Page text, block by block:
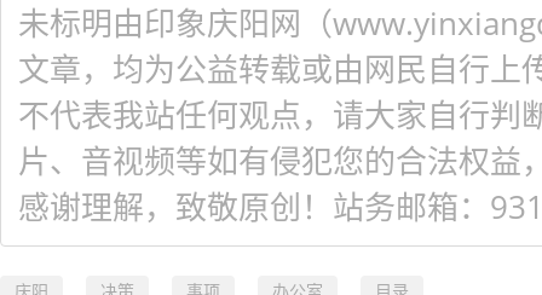
未标明由印象庆阳网（
文章，均为公益转载或由网民自行上
不代表我站任何观点，请大家自行判
片、音视频等如有侵犯您的合法权益
感谢理解，致敬原创！站务邮箱：